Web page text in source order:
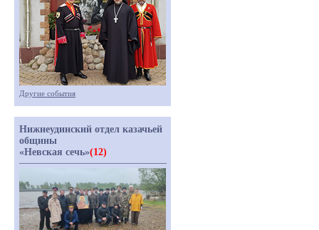
Другие события
Нижнеудинский отдел казачьей
общины
«Невская сечь»(12)